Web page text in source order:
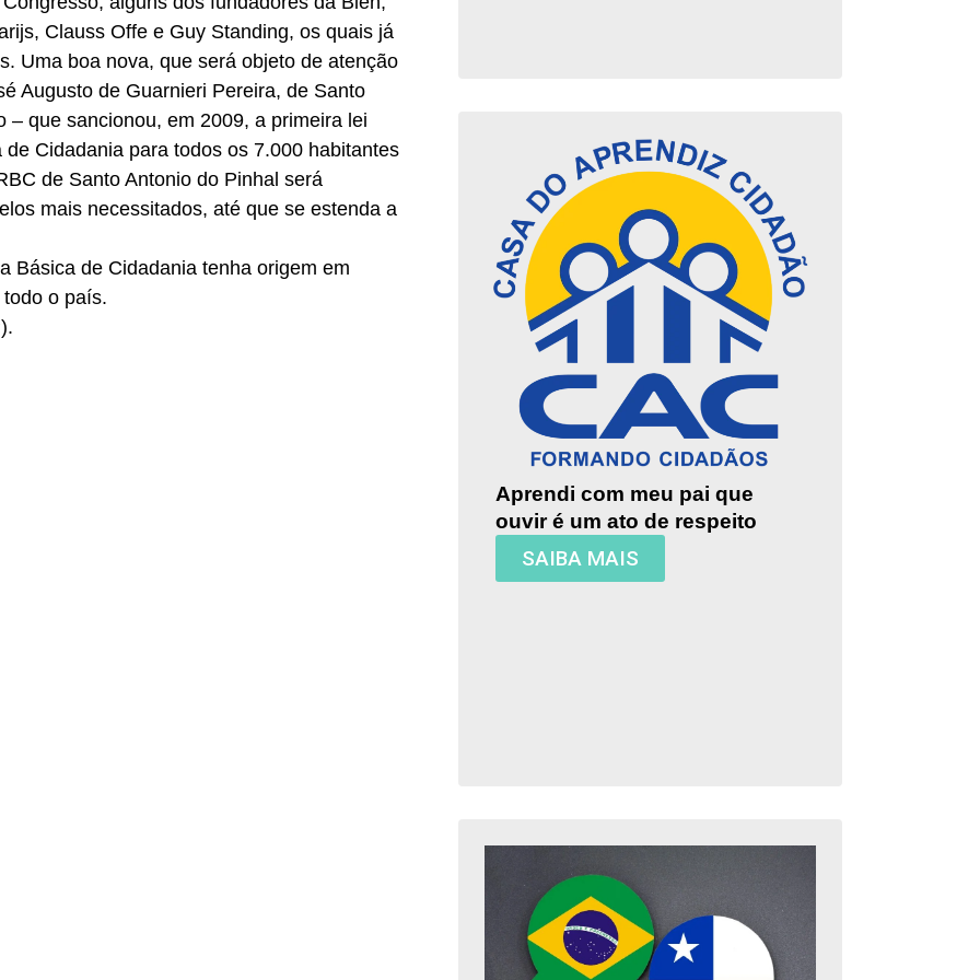
Clauss Offe e Guy Standing, os quais já
Uma boa nova, que será objeto de atenção
Augusto de Guarnieri Pereira, de Santo
que sancionou, em 2009, a primeira lei
Cidadania para todos os 7.000 habitantes
de Santo Antonio do Pinhal será
mais necessitados, até que se estenda a
Básica de Cidadania tenha origem em
o país.
Aprendi com meu pai que
ouvir é um ato de respeito
SAIBA MAIS